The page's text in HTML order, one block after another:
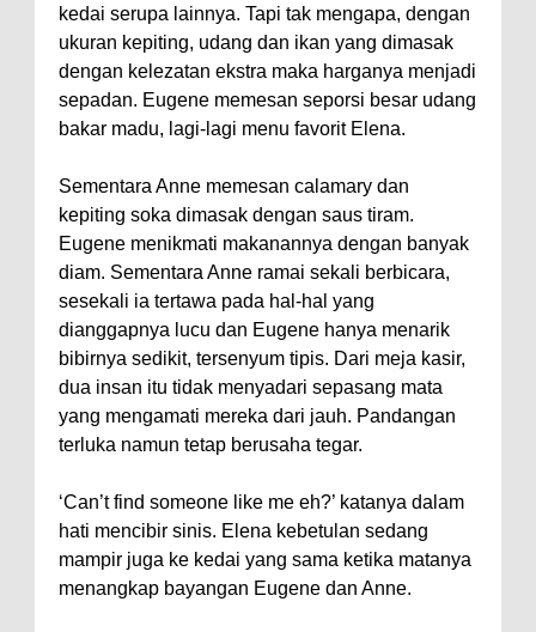
kedai serupa lainnya. Tapi tak mengapa, dengan
ukuran kepiting, udang dan ikan yang dimasak
dengan kelezatan ekstra maka harganya menjadi
sepadan. Eugene memesan seporsi besar udang
bakar madu, lagi-lagi menu favorit Elena.
Sementara Anne memesan calamary dan
kepiting soka dimasak dengan saus tiram.
Eugene menikmati makanannya dengan banyak
diam. Sementara Anne ramai sekali berbicara,
sesekali ia tertawa pada hal-hal yang
dianggapnya lucu dan Eugene hanya menarik
bibirnya sedikit, tersenyum tipis. Dari meja kasir,
dua insan itu tidak menyadari sepasang mata
yang mengamati mereka dari jauh. Pandangan
terluka namun tetap berusaha tegar.
‘Can’t find someone like me eh?’ katanya dalam
hati mencibir sinis. Elena kebetulan sedang
mampir juga ke kedai yang sama ketika matanya
menangkap bayangan Eugene dan Anne.